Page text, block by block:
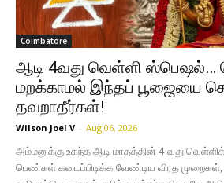
Coimbatore
ஆடி 4வது வெள்ளி
மறக்காமல் இந்தப் பூஜையை
தவறாதீர்கள்!
Wilson Joel V - Aug 06, 2026
அம்மனுக்கு உகந்த ஆடி மாதத்தின் 4-வது
பெண்கள் கடைப்பிடிக்க வேண்டிய விரத முறைகள்,